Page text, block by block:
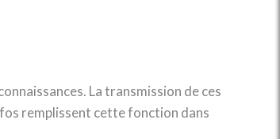
La transmission de ces
remplissent cette fonction dans